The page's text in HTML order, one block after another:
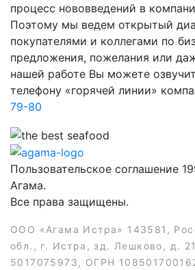
процесс нововведений в
Поэтому мы ведем открытый
покупателями и коллегами по
предложения, пожелания или
нашей работе Вы можете
телефону «горячей линии»
79-80
Пользовательское соглашение
Агама.
Все права защищены.
ООО «Агама Истра» 143581,
обл., г. Истра, зд. Лешково, д.
5017075973, ОГРН